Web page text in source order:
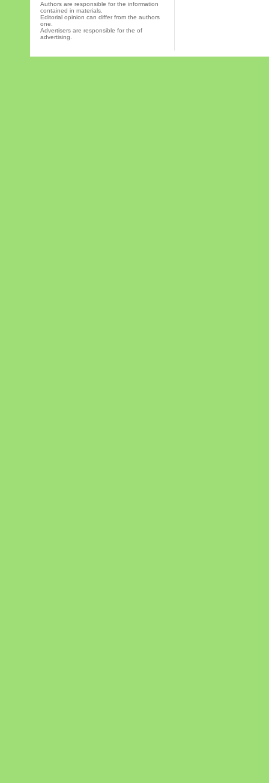
Authors are responsible for the information
contained in materials.
Editorial opinion can differ from the authors
one.
Advertisers are responsible for the of
advertising.